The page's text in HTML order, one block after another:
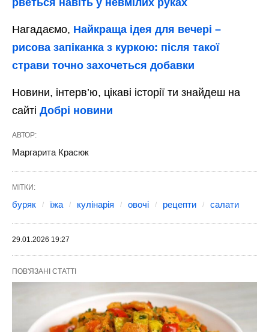
рветься навіть у невмілих руках
Нагадаємо, Найкраща ідея для вечері –
рисова запіканка з куркою: після такої
страви точно захочеться добавки
Новини, інтерв’ю, цікаві історії ти знайдеш на
сайті Добрі новини
АВТОР:
Маргарита Красюк
МІТКИ:
буряк їжа кулінарія овочі рецепти салати
29.01.2026 19:27
ПОВ'ЯЗАНІ СТАТТІ